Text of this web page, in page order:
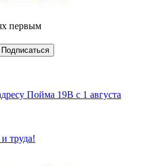
первым
Пойма 19В с 1 августа
труда!